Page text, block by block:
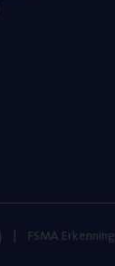
FSMA Erkenning